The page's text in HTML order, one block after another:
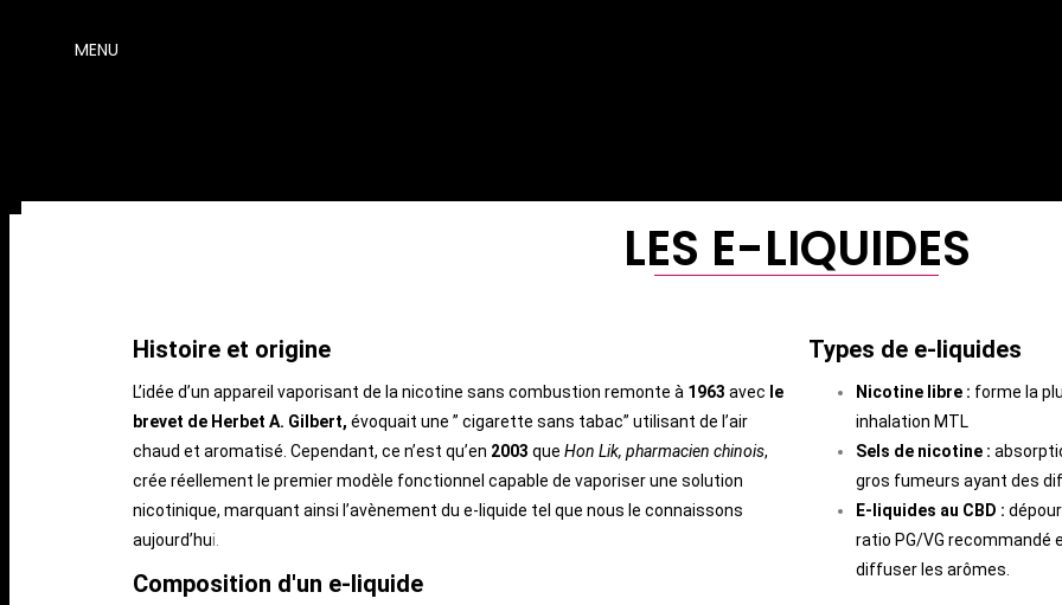
MENU
LES E-LIQUIDES
Histoire et origine
L’idée d’un appareil vaporisant de la nicotine sans combustion remonte à 1963 avec le
brevet de Herbet A. Gilbert, évoquait une ” cigarette sans tabac” utilisant de l’air
chaud et aromatisé. Cependant, ce n’est qu’en 2003 que Hon Lik, pharmacien chinois,
crée réellement le premier modèle fonctionnel capable de vaporiser une solution
nicotinique, marquant ainsi l’avènement du e-liquide tel que nous le connaissons
aujourd’hui.
Composition d'un e-liquide
Types de e-liquides
Nicotine libre : forme la
inhalation MTL
Sels de nicotine :
gros fumeurs ayant des
E-liquides au CBD :
ratio PG/VG recommandé
diffuser les arômes.